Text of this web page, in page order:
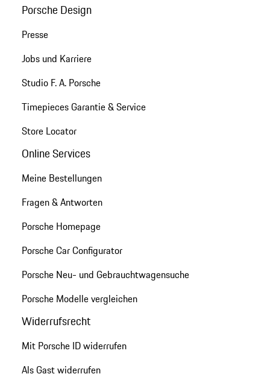
Porsche Design
Presse
Jobs und Karriere
Studio F. A. Porsche
Timepieces Garantie & Service
Store Locator
Online Services
Meine Bestellungen
Fragen & Antworten
Porsche Homepage
Porsche Car Configurator
Porsche Neu- und Gebrauchtwagensuche
Porsche Modelle vergleichen
Widerrufsrecht
Mit Porsche ID widerrufen
Als Gast widerrufen